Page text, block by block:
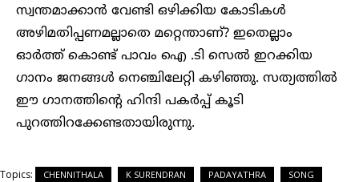
സ്വന്തമാക്കാൻ വേണ്ടി ഒഴിക്കിയ കോടികൾ
അഴിമതിപ്പണമല്ലാതെ മറ്റെന്താണ്? ഇതെല്ലാം
ഓർത്ത് കൊണ്ട് പാവം ഐ .ടി സെൽ ഇറക്കിയ
ഗാനം ജനങ്ങൾ നെഞ്ചിലേറ്റി കഴിഞ്ഞു. സത്യത്തിൽ
ഈ ഗാനത്തിന്റെ ഹിന്ദി പകർപ്പ് കൂടി
പുറത്തിറക്കേണ്ടതായിരുന്നു.
Topics: CHENNITHALA K SURENDRAN PADAYATHRA SONG